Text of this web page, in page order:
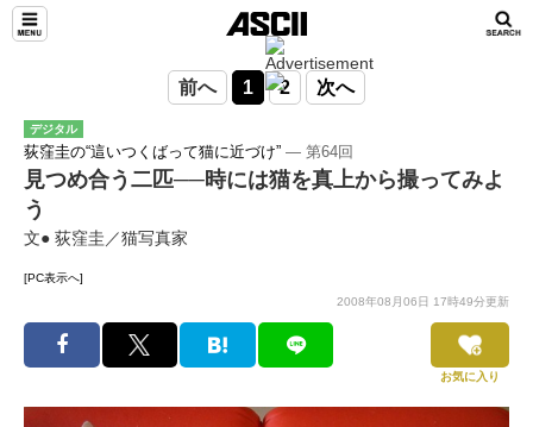
前へ 1 2 次へ
デジタル
荻窪圭の“這いつくばって猫に近づけ” ― 第64回
見つめ合う二匹──時には猫を真上から撮ってみよ
う
文● 荻窪圭／猫写真家
[PC表示へ]
2008年08月06日 17時49分更新
お気に入り